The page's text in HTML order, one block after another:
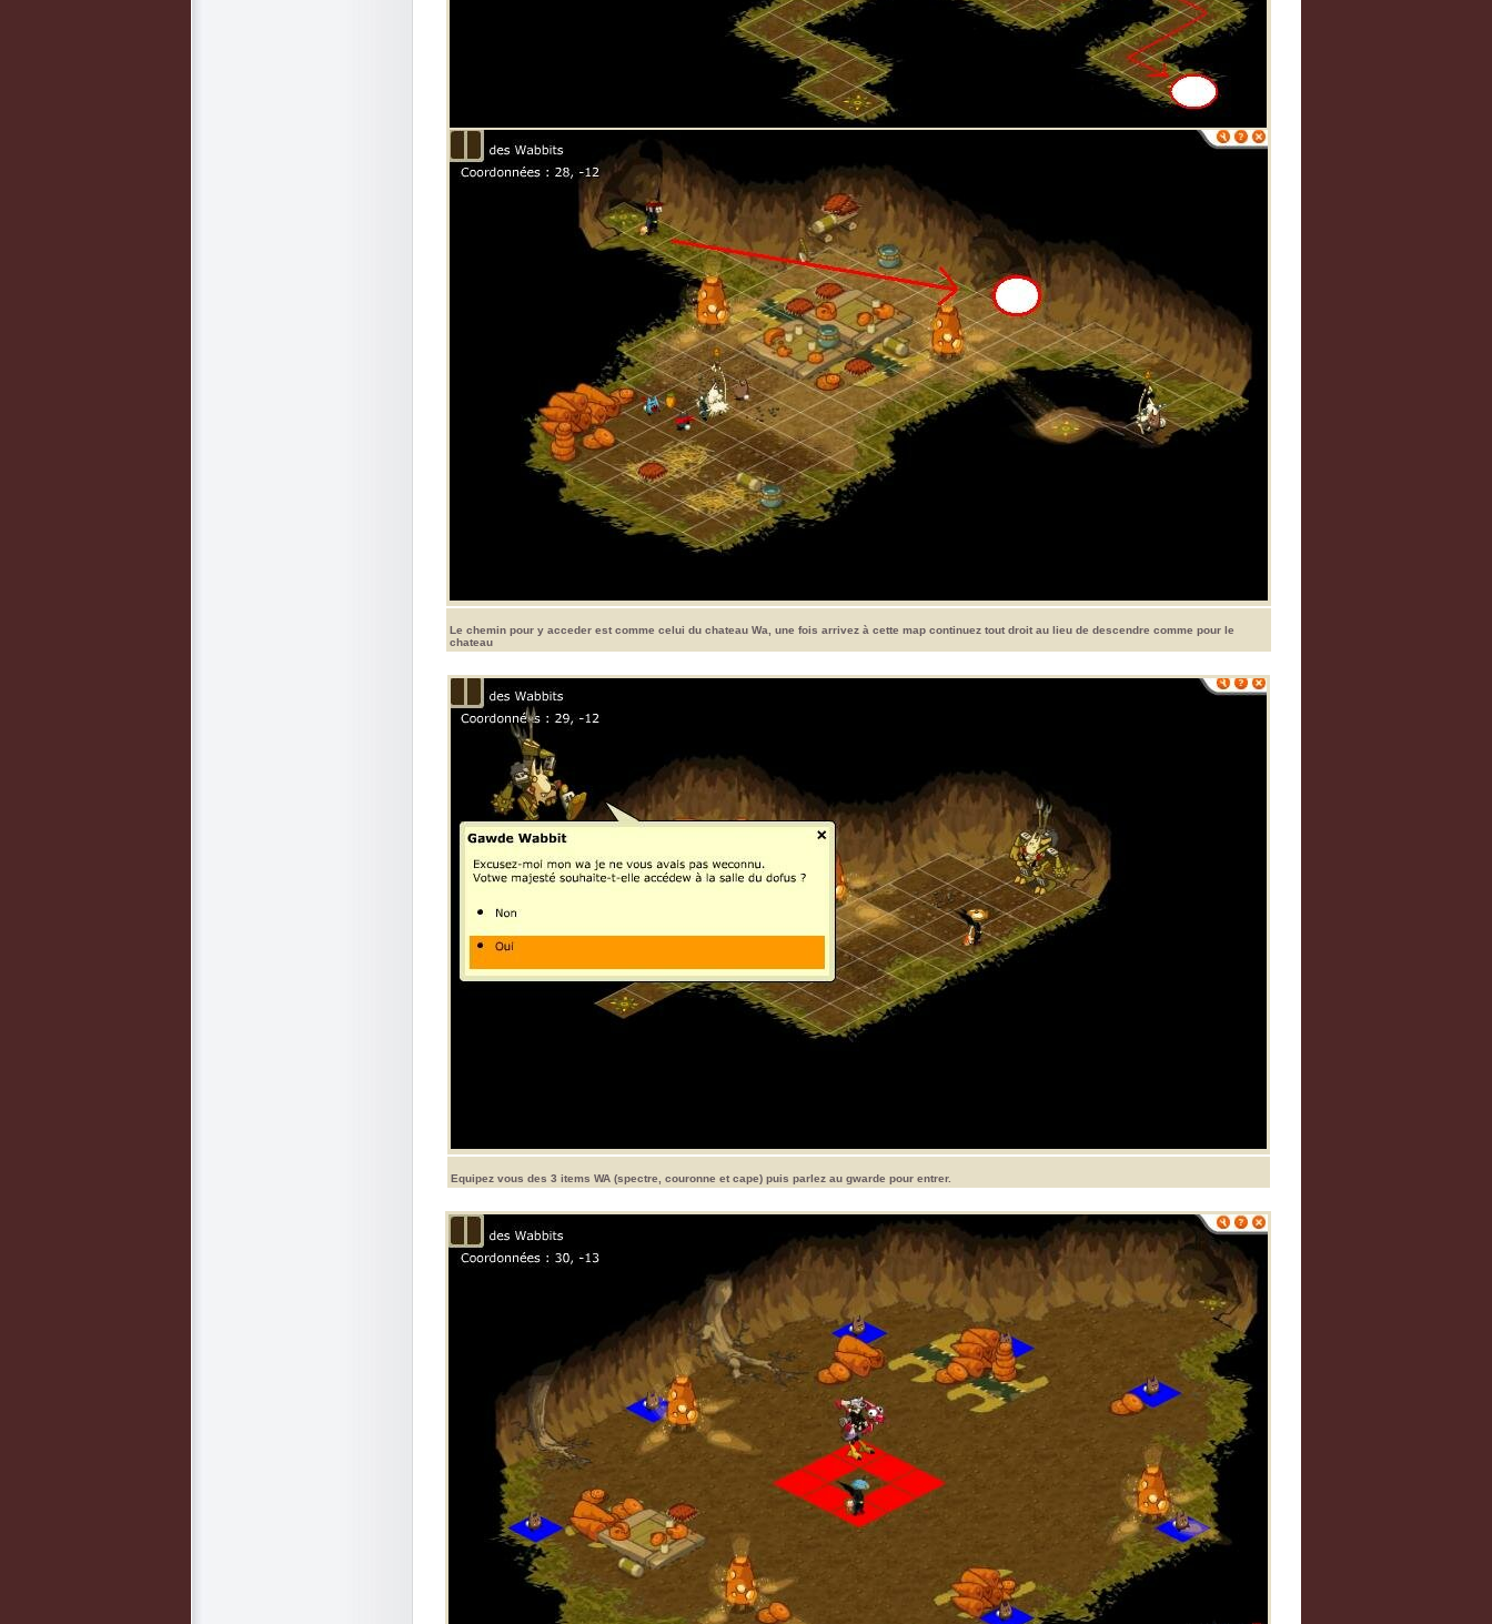
Le chemin pour y acceder est comme celui du chateau Wa, une fois arrivez à cette map continuez tout droit au lieu de descendre comme pour le
chateau
Equipez vous des 3 items WA (spectre, couronne et cape) puis parlez au gwarde pour entrer.